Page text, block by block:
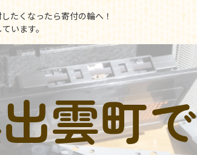
たくなったら寄付の輪へ！
います。
雲町で